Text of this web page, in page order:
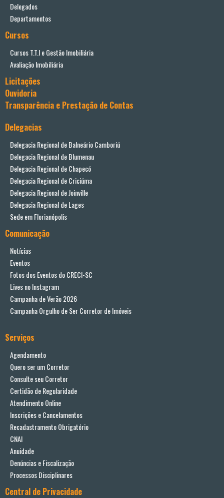
Delegados
Departamentos
Cursos
Cursos T.T.I e Gestão Imobiliária
Avaliação Imobiliária
Licitações
Ouvidoria
Transparência e Prestação de Contas
Delegacias
Delegacia Regional de Balneário Camboriú
Delegacia Regional de Blumenau
Delegacia Regional de Chapecó
Delegacia Regional de Criciúma
Delegacia Regional de Joinville
Delegacia Regional de Lages
Sede em Florianópolis
Comunicação
Notícias
Eventos
Fotos dos Eventos do CRECI-SC
Lives no Instagram
Campanha de Verão 2026
Campanha Orgulho de Ser Corretor de Imóveis
Serviços
Agendamento
Quero ser um Corretor
Consulte seu Corretor
Certidão de Regularidade
Atendimento Online
Inscrições e Cancelamentos
Recadastramento Obrigatório
CNAI
Anuidade
Denúncias e Fiscalização
Processos Disciplinares
Central de Privacidade